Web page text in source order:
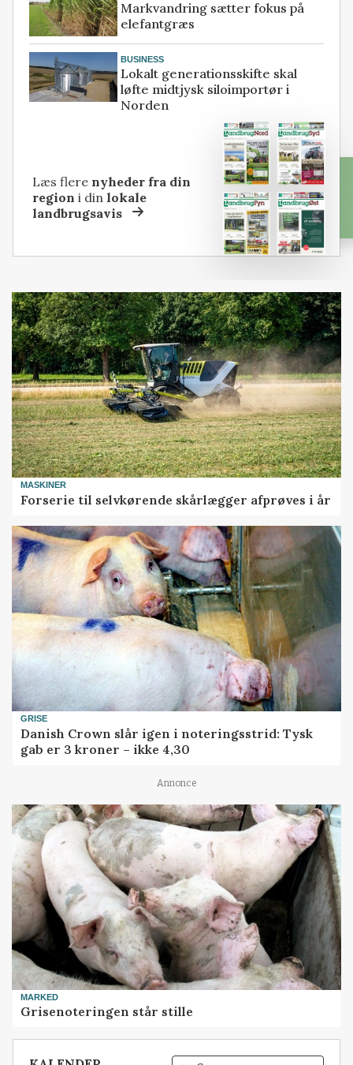
Markvandring sætter fokus på
elefantgræs
BUSINESS
Lokalt generationsskifte skal
løfte midtjysk siloimportør i
Norden
Læs flere nyheder fra din
region i dinlokale
landbrugsavis
MASKINER
Forserie til selvkørende skårlægger afprøves i år
GRISE
Danish Crown slår igen i noteringsstrid: Tysk
gab er 3 kroner – ikke 4,30
Annonce
MARKED
Grisenoteringen står stille